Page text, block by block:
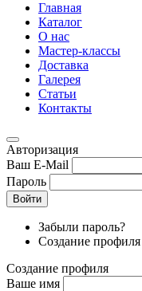
Главная
Каталог
О нас
Мастер-классы
Доставка
Галерея
Статьи
Контакты
Авторизация
Ваш E-Mail
Пароль
Войти
Забыли пароль?
Создание профиля
Создание профиля
Ваше имя